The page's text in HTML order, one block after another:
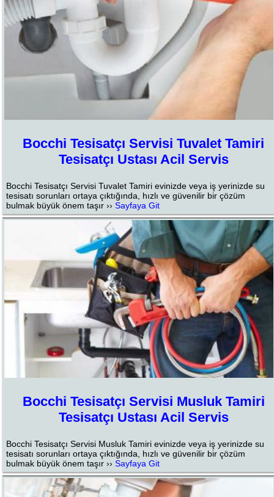
Bocchi Tesisatçı Servisi Tuvalet Tamiri
Tesisatçı Ustası Acil Servis
Bocchi Tesisatçı Servisi Tuvalet Tamiri evinizde veya iş yerinizde su
tesisatı sorunları ortaya çıktığında, hızlı ve güvenilir bir çözüm
bulmak büyük önem taşır ››Sayfaya Git
Bocchi Tesisatçı Servisi Musluk Tamiri
Tesisatçı Ustası Acil Servis
Bocchi Tesisatçı Servisi Musluk Tamiri evinizde veya iş yerinizde su
tesisatı sorunları ortaya çıktığında, hızlı ve güvenilir bir çözüm
bulmak büyük önem taşır ››Sayfaya Git